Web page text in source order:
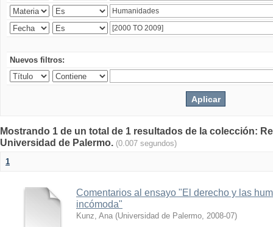
Nuevos filtros:
Mostrando 1 de un total de 1 resultados de la colección:
Universidad de Palermo. (0.007 segundos)
1
Comentarios al ensayo "El derecho y las
incómoda"
Kunz, Ana (Universidad de Palermo, 2008-07)